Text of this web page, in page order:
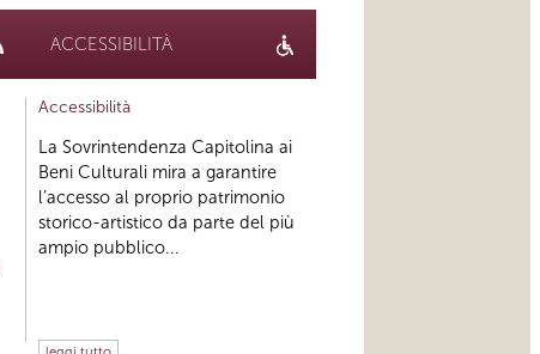
ACCESSIBILITÀ
Accessibilità
La Sovrintendenza Capitolina ai
Beni Culturali mira a garantire
l’accesso al proprio patrimonio
storico-artistico da parte del più
ampio pubblico...